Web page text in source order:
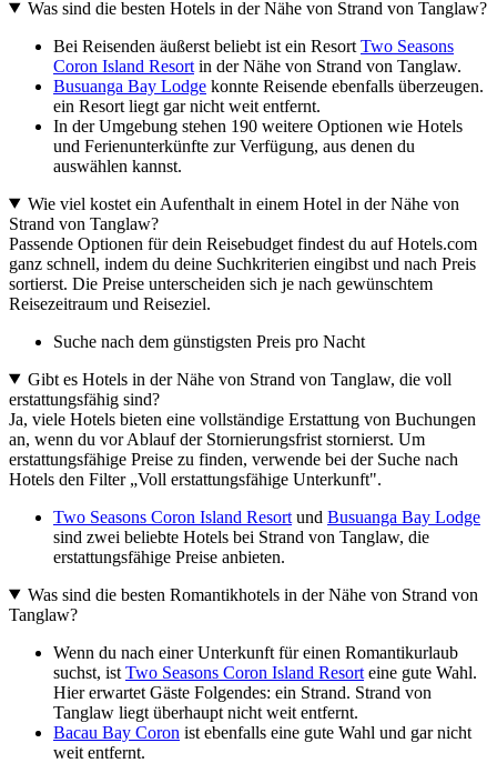
Was sind die besten Hotels in der Nähe von Strand von Tanglaw?
Bei Reisenden äußerst beliebt ist ein Resort Two Seasons
Coron Island Resort in der Nähe von Strand von Tanglaw.
Busuanga Bay Lodge konnte Reisende ebenfalls überzeugen.
ein Resort liegt gar nicht weit entfernt.
In der Umgebung stehen 190 weitere Optionen wie Hotels
und Ferienunterkünfte zur Verfügung, aus denen du
auswählen kannst.
Wie viel kostet ein Aufenthalt in einem Hotel in der Nähe von
Strand von Tanglaw?
Passende Optionen für dein Reisebudget findest du auf Hotels.com
ganz schnell, indem du deine Suchkriterien eingibst und nach Preis
sortierst. Die Preise unterscheiden sich je nach gewünschtem
Reisezeitraum und Reiseziel.
Suche nach dem günstigsten Preis pro Nacht
Gibt es Hotels in der Nähe von Strand von Tanglaw, die voll
erstattungsfähig sind?
Ja, viele Hotels bieten eine vollständige Erstattung von Buchungen
an, wenn du vor Ablauf der Stornierungsfrist stornierst. Um
erstattungsfähige Preise zu finden, verwende bei der Suche nach
Hotels den Filter „Voll erstattungsfähige Unterkunft".
Two Seasons Coron Island Resort und Busuanga Bay Lodge
sind zwei beliebte Hotels bei Strand von Tanglaw, die
erstattungsfähige Preise anbieten.
Was sind die besten Romantikhotels in der Nähe von Strand von
Tanglaw?
Wenn du nach einer Unterkunft für einen Romantikurlaub
suchst, ist Two Seasons Coron Island Resort eine gute Wahl.
Hier erwartet Gäste Folgendes: ein Strand. Strand von
Tanglaw liegt überhaupt nicht weit entfernt.
Bacau Bay Coron ist ebenfalls eine gute Wahl und gar nicht
weit entfernt.